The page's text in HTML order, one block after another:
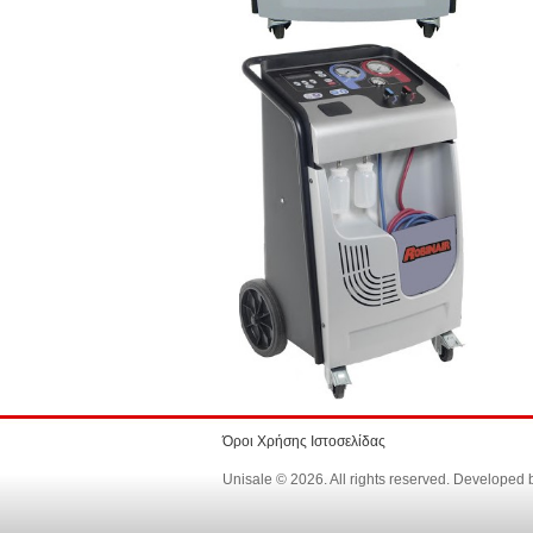
Όροι Χρήσης Ιστοσελίδας
Unisale © 2026. All rights reserved. Developed